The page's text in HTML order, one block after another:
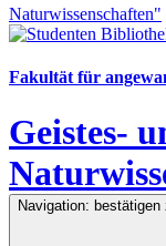
Naturwissenschaften"
Fakultät für
Geistes-
Navigation: